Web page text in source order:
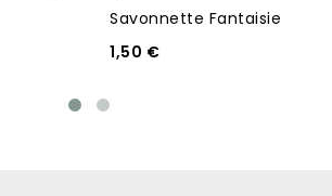
Savonnette Fantaisie
1,50 €